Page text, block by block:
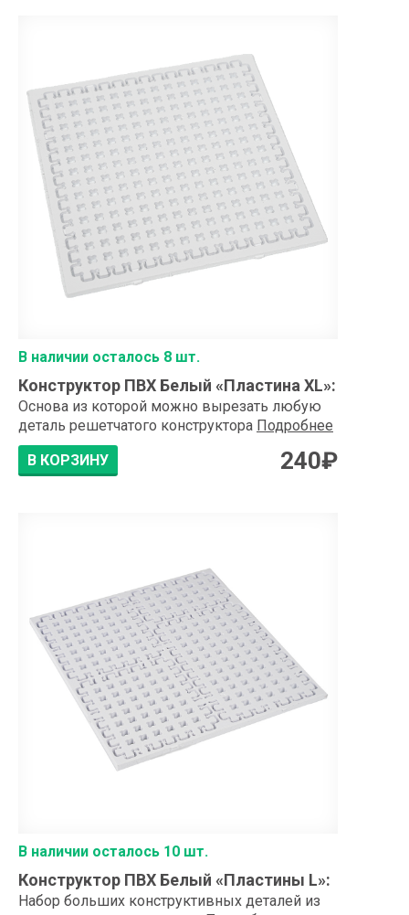
В наличии осталось 8 шт.
Конструктор ПВХ Белый «Пластина XL»:
Основа из которой можно вырезать любую
деталь решетчатого конструктора Подробнее
В КОРЗИНУ
240₽
В наличии осталось 10 шт.
Конструктор ПВХ Белый «Пластины L»:
Набор больших конструктивных деталей из